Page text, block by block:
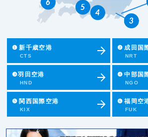
❶ 新千歳空港
CTS
❷ 成田国
NRT
❸羽田空港
HND
❹ 中部国
NGO
❺ 関西国際空港
KIX
❻ 福岡空
FUK